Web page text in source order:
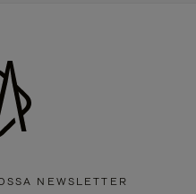
NEWSLETTER